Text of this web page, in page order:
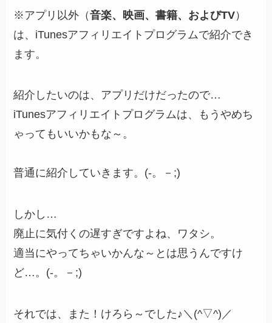
※アプリ以外（音楽、映画、書籍、およびTV）
は、iTunesアフィリエイトプログラムで紹介でき
ます。
紹介したいのは、アプリだけだったので…
iTunesアフィリエイトプログラムは、もうやめち
ゃってもいいかもな～。
普通に紹介していきます。(-。－;)
しかし…
廃止に気付くの遅すぎですよね、ワタシ。
適当にやってちゃいかんな～とは思うんですけ
ど…。(-。－;)
それでは、また！けろら～でした♪＼(^▽^)／